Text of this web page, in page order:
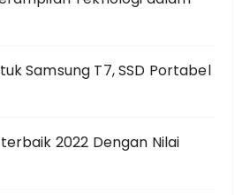
Samsung T7, SSD Portabel
2022 Dengan Nilai